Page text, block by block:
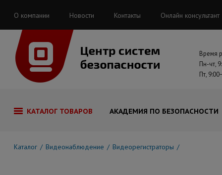
О компании Новости Контакты Онлайн консультант
Время
Пн-чт,
Пт,
КАТАЛОГ ТОВАРОВ АКАДЕМИЯ ПО БЕЗОПАСНОСТИ
Каталог Видеонаблюдение Видеорегистраторы